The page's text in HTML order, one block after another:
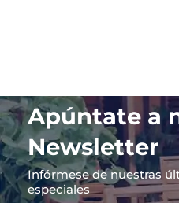
Apúntate a
Newsletter
Infórmese de nuestras
especiales